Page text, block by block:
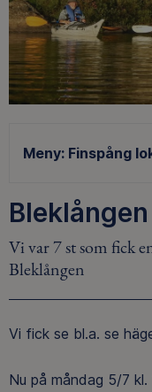
Meny: Finspång
Vi var 7 st som fick
Bleklången
Vi fick se bl.a. se
Nu på måndag 5/7